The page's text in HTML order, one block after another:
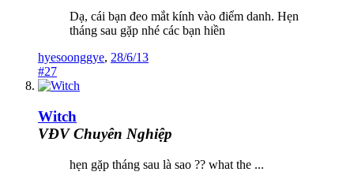
Dạ, cái bạn đeo mắt kính vào điểm danh. Hẹn
tháng sau gặp nhé các bạn hiền
hyesoonggye, 28/6/13
#27
Witch
VĐV Chuyên Nghiệp
hẹn gặp tháng sau là sao ?? what the ...